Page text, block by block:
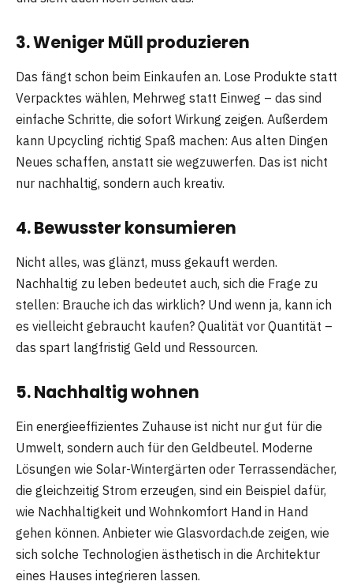
3. Weniger Müll produzieren
Das fängt schon beim Einkaufen an. Lose Produkte statt
Verpacktes wählen, Mehrweg statt Einweg – das sind
einfache Schritte, die sofort Wirkung zeigen. Außerdem
kann Upcycling richtig Spaß machen: Aus alten Dingen
Neues schaffen, anstatt sie wegzuwerfen. Das ist nicht
nur nachhaltig, sondern auch kreativ.
4. Bewusster konsumieren
Nicht alles, was glänzt, muss gekauft werden.
Nachhaltig zu leben bedeutet auch, sich die Frage zu
stellen: Brauche ich das wirklich? Und wenn ja, kann ich
es vielleicht gebraucht kaufen? Qualität vor Quantität –
das spart langfristig Geld und Ressourcen.
5. Nachhaltig wohnen
Ein energieeffizientes Zuhause ist nicht nur gut für die
Umwelt, sondern auch für den Geldbeutel. Moderne
Lösungen wie Solar-Wintergärten oder Terrassendächer,
die gleichzeitig Strom erzeugen, sind ein Beispiel dafür,
wie Nachhaltigkeit und Wohnkomfort Hand in Hand
gehen können. Anbieter wie Glasvordach.de zeigen, wie
sich solche Technologien ästhetisch in die Architektur
eines Hauses integrieren lassen.